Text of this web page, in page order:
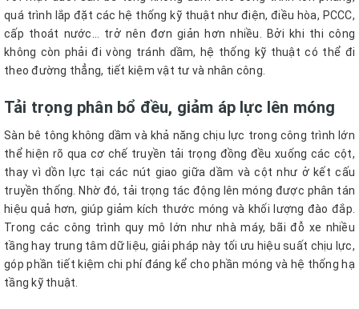
quá trình lắp đặt các hệ thống kỹ thuật như điện, điều hòa, PCCC,
cấp thoát nước… trở nên đơn giản hơn nhiều. Bởi khi thi công
không còn phải đi vòng tránh dầm, hệ thống kỹ thuật có thể đi
theo đường thẳng, tiết kiệm vật tư và nhân công.
Tải trọng phân bổ đều, giảm áp lực lên móng
Sàn bê tông không dầm và khả năng chịu lực trong công trình lớn
thể hiện rõ qua cơ chế truyền tải trọng đồng đều xuống các cột,
thay vì dồn lực tại các nút giao giữa dầm và cột như ở kết cấu
truyền thống. Nhờ đó, tải trọng tác động lên móng được phân tán
hiệu quả hơn, giúp giảm kích thước móng và khối lượng đào đắp.
Trong các công trình quy mô lớn như nhà máy, bãi đỗ xe nhiều
tầng hay trung tâm dữ liệu, giải pháp này tối ưu hiệu suất chịu lực,
góp phần tiết kiệm chi phí đáng kể cho phần móng và hệ thống hạ
tầng kỹ thuật.